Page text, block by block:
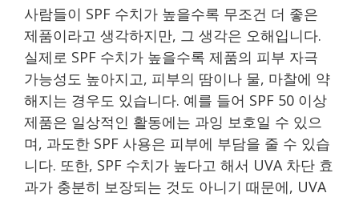
사람들이 SPF 수치가 높을수록 무조건 더 좋은
제품이라고 생각하지만, 그 생각은 오해입니다.
실제로 SPF 수치가 높을수록 제품의 피부 자극
가능성도 높아지고, 피부의 땀이나 물, 마찰에 약
해지는 경우도 있습니다. 예를 들어 SPF 50 이상
제품은 일상적인 활동에는 과잉 보호일 수 있으
며, 과도한 SPF 사용은 피부에 부담을 줄 수 있습
니다. 또한, SPF 수치가 높다고 해서 UVA 차단 효
과가 충분히 보장되는 것도 아니기 때문에, UVA